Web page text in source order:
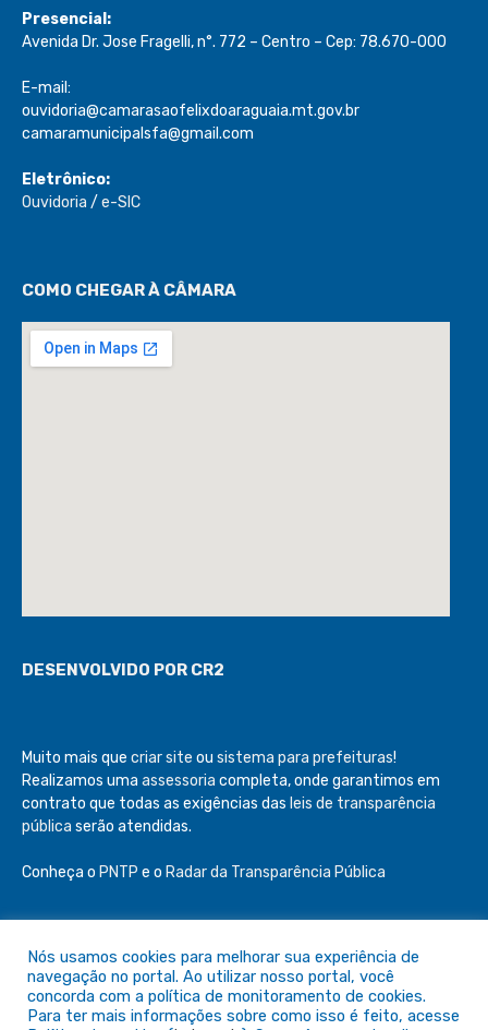
Presencial:
Avenida Dr. Jose Fragelli, n°. 772 – Centro – Cep: 78.670-000
E-mail:
ouvidoria@camarasaofelixdoaraguaia.mt.gov.br
camaramunicipalsfa@gmail.com
Eletrônico:
Ouvidoria / e-SIC
COMO CHEGAR À CÂMARA
DESENVOLVIDO POR CR2
Muito mais que criar site ou sistema para prefeituras!
Realizamos uma assessoria completa, onde garantimos em
contrato que todas as exigências das leis de transparência
pública serão atendidas.
Conheça o PNTP e o Radar da Transparência Pública
Todos os direitos reservados a Câmara de São Félix do Araguaia
Nós usamos cookies para melhorar sua experiência de
navegação no portal. Ao utilizar nosso portal, você
concorda com a política de monitoramento de cookies.
Para ter mais informações sobre como isso é feito, acesse